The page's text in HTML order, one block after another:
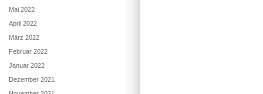
Mai 2022
April 2022
März 2022
Februar 2022
Januar 2022
Dezember 2021